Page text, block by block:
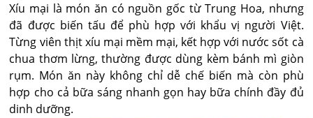
Xíu mại là món ăn có nguồn gốc từ Trung Hoa, nhưng
đã được biến tấu để phù hợp với khẩu vị người Việt.
Từng viên thịt xíu mại mềm mại, kết hợp với nước sốt cà
chua thơm lừng, thường được dùng kèm bánh mì giòn
rụm. Món ăn này không chỉ dễ chế biến mà còn phù
hợp cho cả bữa sáng nhanh gọn hay bữa chính đầy đủ
dinh dưỡng.